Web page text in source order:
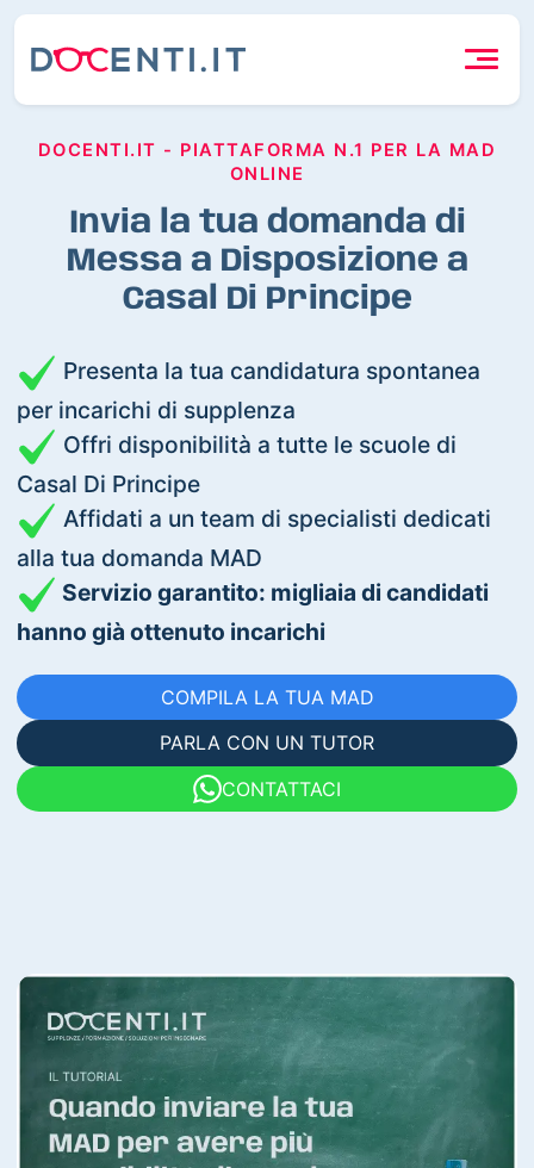
DOCENTI.IT - PIATTAFORMA N.1 PER LA MAD
ONLINE
Invia la tua domanda di
Messa a Disposizione a
Casal Di Principe
Presenta la tua candidatura spontanea
per incarichi di supplenza
Offri disponibilità a tutte le scuole di
Casal Di Principe
Affidati a un team di specialisti dedicati
alla tua domanda MAD
Servizio garantito: migliaia di candidati
hanno già ottenuto incarichi
COMPILA LA TUA MAD
PARLA CON UN TUTOR
CONTATTACI